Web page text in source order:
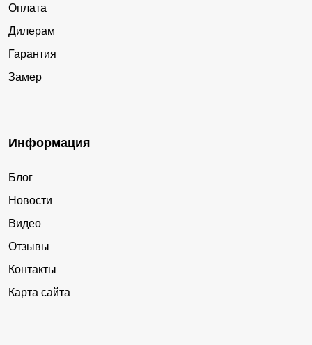
Оплата
Дилерам
Гарантия
Замер
Информация
Блог
Новости
Видео
Отзывы
Контакты
Карта сайта